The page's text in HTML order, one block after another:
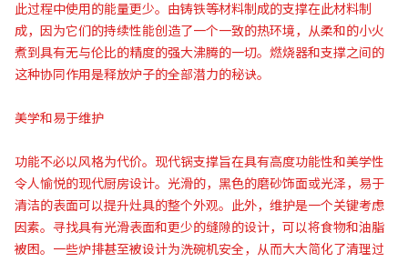
此过程中使用的能量更少。由铸铁等材料制成的支撑在此材料制
成，因为它们的持续性能创造了一个一致的热环境，从柔和的小火
煮到具有无与伦比的精度的强大沸腾的一切。燃烧器和支撑之间的
这种协同作用是释放炉子的全部潜力的秘诀。
美学和易于维护
功能不必以风格为代价。现代锅支撑旨在具有高度功能性和美学性
令人愉悦的现代厨房设计。光滑的，黑色的磨砂饰面或光泽，易于
清洁的表面可以提升灶具的整个外观。此外，维护是一个关键考虑
因素。寻找具有光滑表面和更少的缝隙的设计，可以将食物和油脂
被困。一些炉排甚至被设计为洗碗机安全，从而大大简化了清理过